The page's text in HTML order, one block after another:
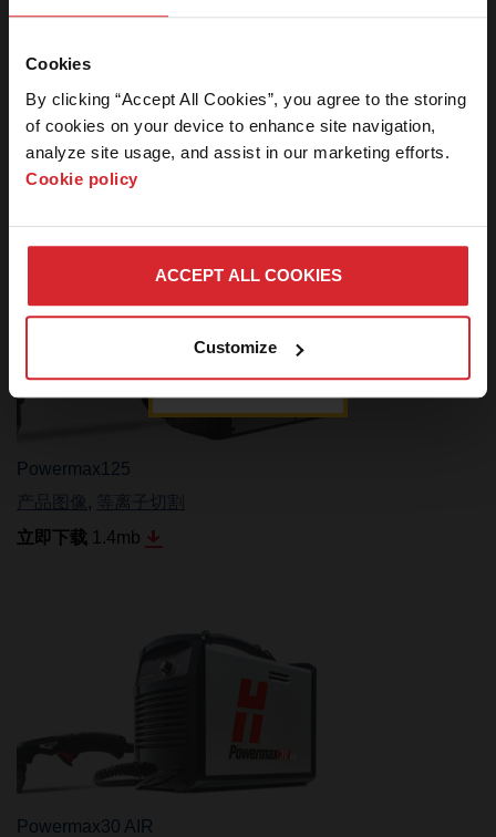
Cookies
By clicking “Accept All Cookies”, you agree to the storing
of cookies on your device to enhance site navigation,
analyze site usage, and assist in our marketing efforts.
Cookie policy
ACCEPT ALL COOKIES
Customize
Powermax SYNC
产品图像
等离子切割
Powermax SYNC
立即下载 0kb
Powermax125
产品图像 , 等离子切割
立即下载 1.4mb
Powermax30 AIR
员开放。如果
您是新闻媒体
人士并需要密
登
录